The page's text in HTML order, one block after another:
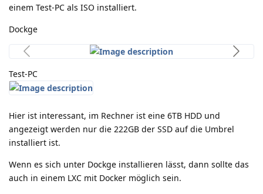
einem Test-PC als ISO installiert.
Dockge
Test-PC
Hier ist interessant, im Rechner ist eine 6TB HDD und
angezeigt werden nur die 222GB der SSD auf die Umbrel
installiert ist.
Wenn es sich unter Dockge installieren lässt, dann sollte das
auch in einem LXC mit Docker möglich sein.